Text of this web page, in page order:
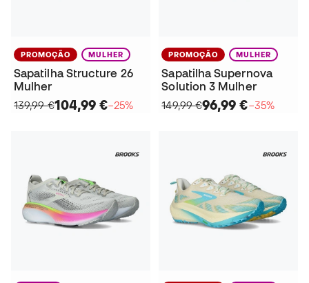
PROMOÇÃO MULHER
Sapatilha Structure 26
Mulher
139,99 €104,99 €−25%
PROMOÇÃO MULHER
Sapatilha Supernova
Solution 3 Mulher
149,99 €96,99 €−35%